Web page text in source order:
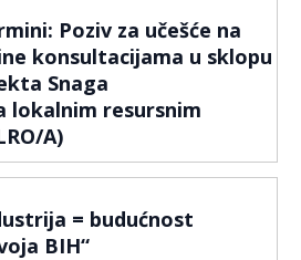
Poziv za učešće na
konsultacijama u sklopu
Snaga
lokalnim resursnim
A)
= budućnost
BIH“